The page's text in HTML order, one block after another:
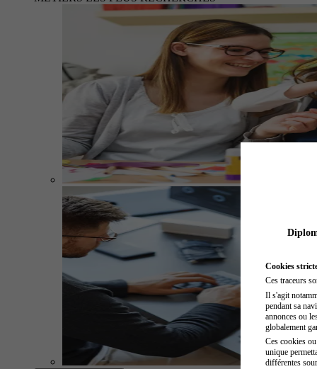
Cookies
Ces traceurs
Il s'agit
pendant sa
annonces ou
globalement
Ces cookies
unique
différentes